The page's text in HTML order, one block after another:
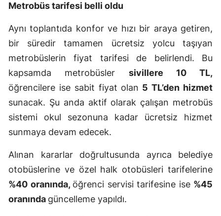
Metrobüs tarifesi belli oldu
Aynı toplantıda konfor ve hızı bir araya getiren,
bir süredir tamamen ücretsiz yolcu taşıyan
metrobüslerin fiyat tarifesi de belirlendi. Bu
kapsamda metrobüsler sivillere 10 TL,
öğrencilere ise sabit fiyat olan 5 TL’den hizmet
sunacak. Şu anda aktif olarak çalışan metrobüs
sistemi okul sezonuna kadar ücretsiz hizmet
sunmaya devam edecek.
Alınan kararlar doğrultusunda ayrıca belediye
otobüslerine ve özel halk otobüsleri tarifelerine
%40 oranında, öğrenci servisi tarifesine ise %45
oranında güncelleme yapıldı.